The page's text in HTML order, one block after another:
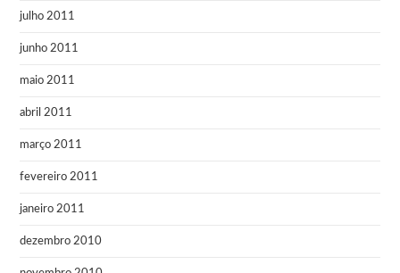
julho 2011
junho 2011
maio 2011
abril 2011
março 2011
fevereiro 2011
janeiro 2011
dezembro 2010